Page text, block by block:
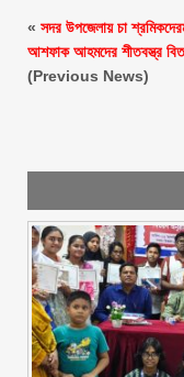
« সদর উপজেলায় চা
আশফাক আহমদের শীতবস্ত্র
(Previous News)